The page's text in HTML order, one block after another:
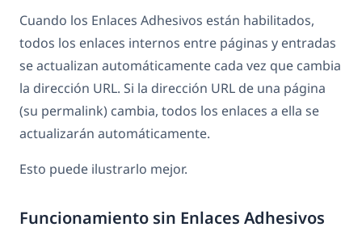
Cuando los Enlaces Adhesivos están habilitados,
todos los enlaces internos entre páginas y entradas
se actualizan automáticamente cada vez que cambia
la dirección URL. Si la dirección URL de una página
(su permalink) cambia, todos los enlaces a ella se
actualizarán automáticamente.
Esto puede ilustrarlo mejor.
Funcionamiento sin Enlaces Adhesivos